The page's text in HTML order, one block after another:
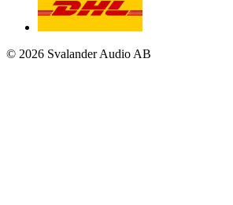
© 2026 Svalander Audio AB